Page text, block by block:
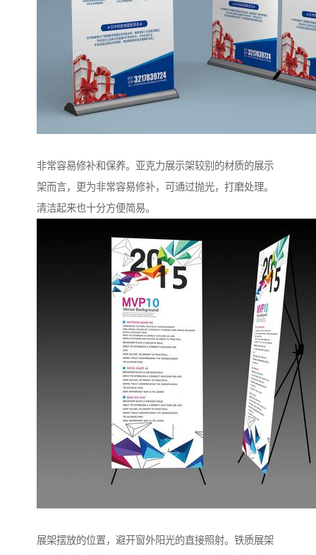
非常容易修补和保养。亚克力展示架较别的材质的展示
架而言，更为非常容易修补，可通过抛光，打磨处理。
清洁起来也十分方便简易。
展架摆放的位置，避开窗外阳光的直接照射。铁质展架